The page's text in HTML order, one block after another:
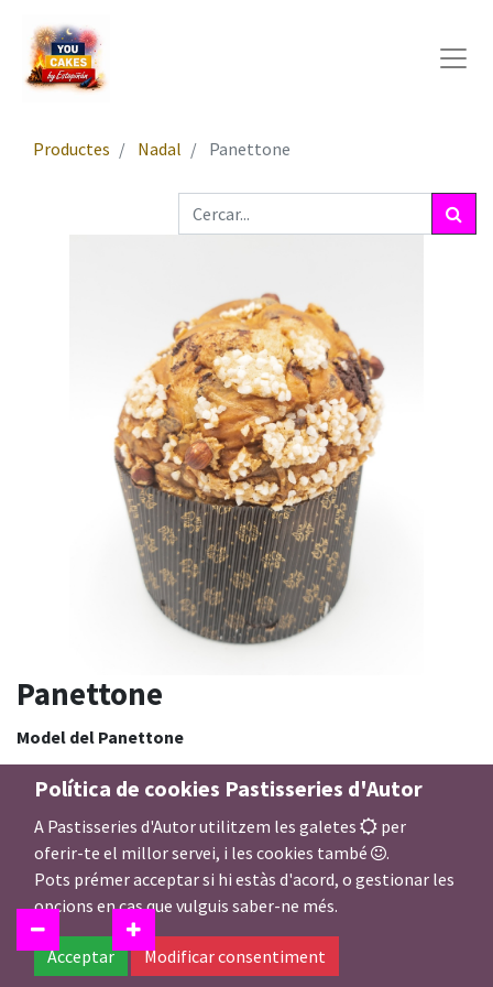
Productes Nadal Panettone
Panettone
Model del Panettone
Xocolata
Fruites
35,00€
Política de cookies Pastisseries d'Autor
A Pastisseries d'Autor utilitzem les galetes
per
oferir-te el millor servei, i les cookies també
.
Pots prémer acceptar si hi estàs d'acord, o gestionar les
opcions en cas que vulguis saber-ne més.
Acceptar Modificar consentiment